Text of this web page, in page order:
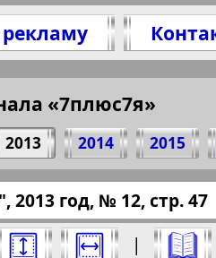
«7плюс7я»
2013 2014 2015
и нажмите на него:
год, № 12, стр. 47
|
"7плюс7я", № 12,
ссылку)